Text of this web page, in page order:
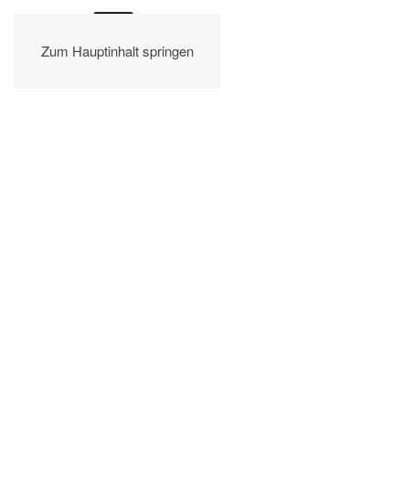
Zum Hauptinhalt springen